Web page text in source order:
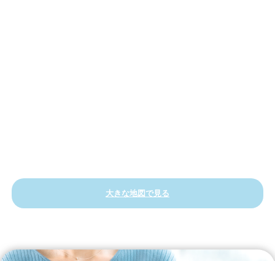
大きな地図で見る